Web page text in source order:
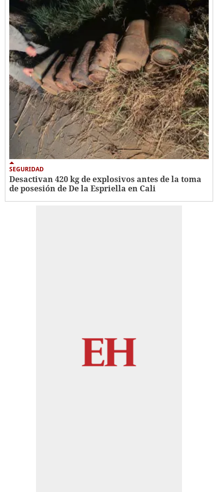
SEGURIDAD
Desactivan 420 kg de explosivos antes de la toma
de posesión de De la Espriella en Cali